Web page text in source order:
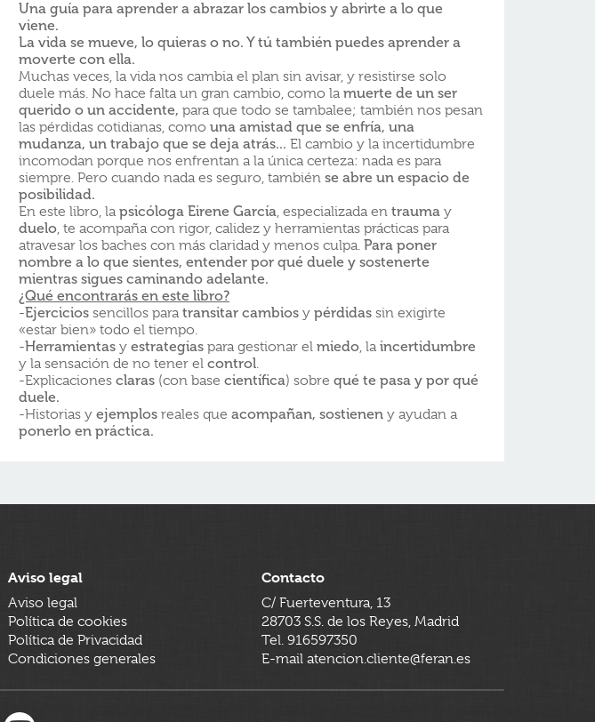
Una guía para aprender a abrazar los cambios y abrirte a lo que
viene.
La vida se mueve, lo quieras o no. Y tú también puedes aprender a
moverte con ella.
Muchas veces, la vida nos cambia el plan sin avisar, y resistirse solo
duele más. No hace falta un gran cambio, como la muerte de un ser
querido o un accidente, para que todo se tambalee; también nos pesan
las pérdidas cotidianas, como una amistad que se enfría, una
mudanza, un trabajo que se deja atrás... El cambio y la incertidumbre
incomodan porque nos enfrentan a la única certeza: nada es para
siempre. Pero cuando nada es seguro, también se abre un espacio de
posibilidad.
En este libro, la psicóloga Eirene García, especializada en trauma y
duelo, te acompaña con rigor, calidez y herramientas prácticas para
atravesar los baches con más claridad y menos culpa. Para poner
nombre a lo que sientes, entender por qué duele y sostenerte
mientras sigues caminando adelante.
¿Qué encontrarás en este libro?
-Ejercicios sencillos para transitar cambios y pérdidas sin exigirte
«estar bien» todo el tiempo.
-Herramientas y estrategias para gestionar el miedo, la incertidumbre
y la sensación de no tener el control.
-Explicaciones claras (con base científica) sobre qué te pasa y por qué
duele.
-Historias y ejemplos reales que acompañan, sostienen y ayudan a
ponerlo en práctica.
Aviso legal
Aviso legal
Política de cookies
Política de Privacidad
Condiciones generales
Contacto
C/ Fuerteventura, 13
28703 S.S. de los Reyes, Madrid
Tel. 916597350
E-mail atencion.cliente@feran.es